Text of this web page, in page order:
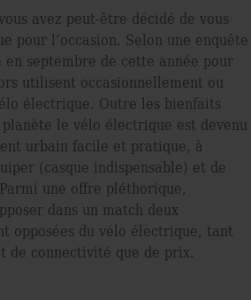
avez peut-être décidé de vous
pour l’occasion. Selon une enquête
en septembre de cette année pour
utilisent occasionnellement ou
électrique. Outre les bienfaits
le vélo électrique est devenu
urbain facile et pratique, à
(casque indispensable) et de
une offre pléthorique,
dans un match deux
opposées du vélo électrique, tant
de connectivité que de prix.